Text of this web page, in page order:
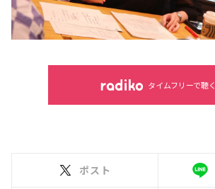
タイムフリーで聴く
ポスト